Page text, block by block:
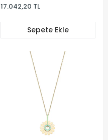
17.042,20 TL
Sepete Ekle